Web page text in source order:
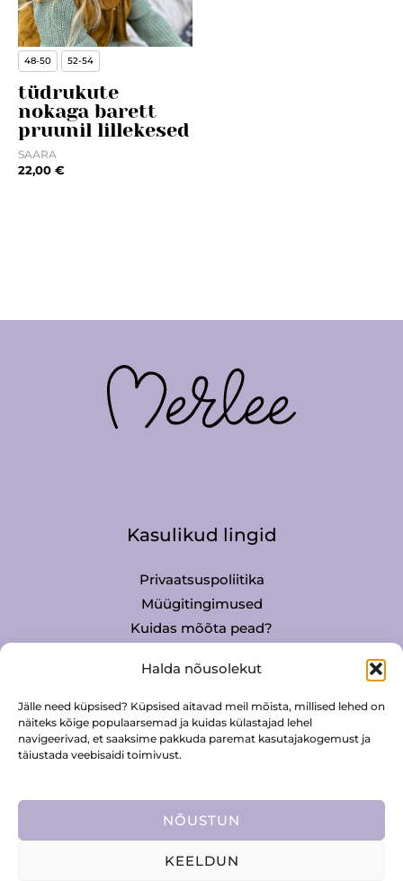
Halda nõusolekut
Jälle need küpsised? Küpsised aitavad meil mõista, millised lehed on
näiteks kõige populaarsemad ja kuidas külastajad lehel
navigeerivad, et saaksime pakkuda paremat kasutajakogemust ja
täiustada veebisaidi toimivust.
NÕUSTUN
KEELDUN
48-50 52-54
tüdrukute
nokaga barett
pruunil lillekesed
SAARA
22,00 €
Kasulikud lingid
Privaatsuspoliitika
Müügitingimused
Kuidas mõõta pead?
Kontakt
Merlee Digital OÜ